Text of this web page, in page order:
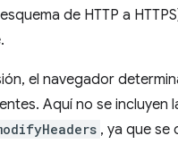
de HTTP a
el navegador
Aquí no se incluyen
, ya que se